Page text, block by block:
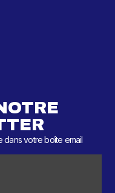
dans votre boîte email